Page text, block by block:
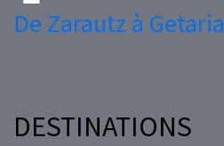
De Zarautz à Getaria
DESTINATIONS